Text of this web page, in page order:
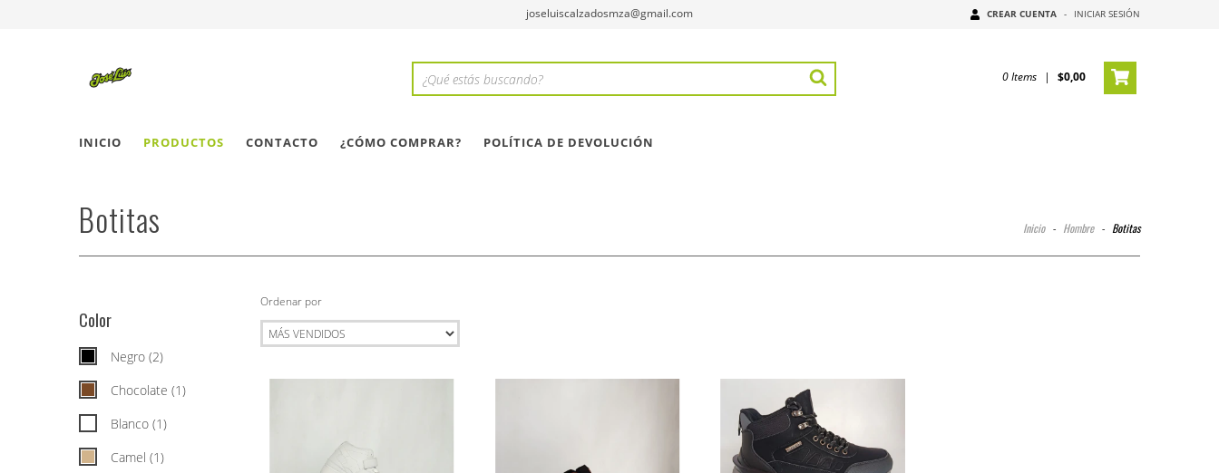
joseluiscalzadosmza@gmail.com CREAR CUENTA - INICIAR SESIÓN
0Items | $0,00
INICIO PRODUCTOS CONTACTO ¿CÓMO COMPRAR? POLÍTICA DE DEVOLUCIÓN
Botitas Inicio - Hombre - Botitas
Color
Negro (2)
Chocolate (1)
Blanco (1)
Camel (1)
Ordenar por